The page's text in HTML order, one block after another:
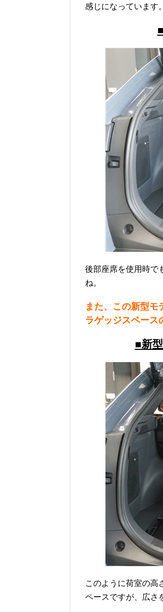
感じになっています。
後部座席を使用時で
ね。
また、この新型モ
ラゲッジスペース
■新
このように荷室の高
ペースですが、広さ